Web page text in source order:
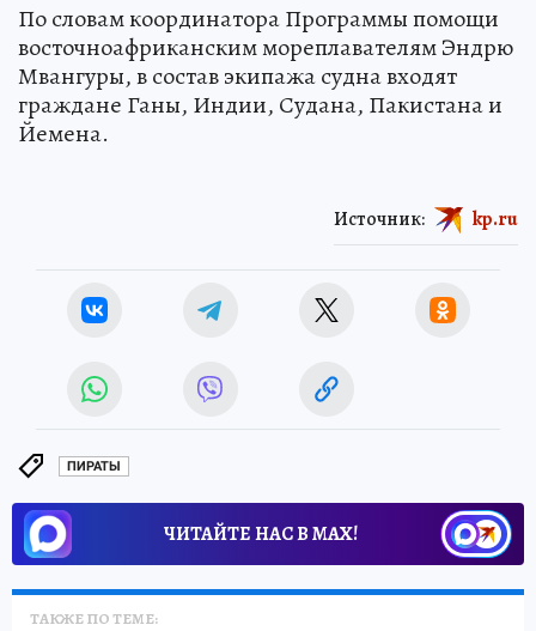
По словам координатора Программы помощи
восточноафриканским мореплавателям Эндрю
Мвангуры, в состав экипажа судна входят
граждане Ганы, Индии, Судана, Пакистана и
Йемена.
Источник: kp.ru
ПИРАТЫ
ЧИТАЙТЕ НАС В МАХ!
ТАКЖЕ ПО ТЕМЕ: